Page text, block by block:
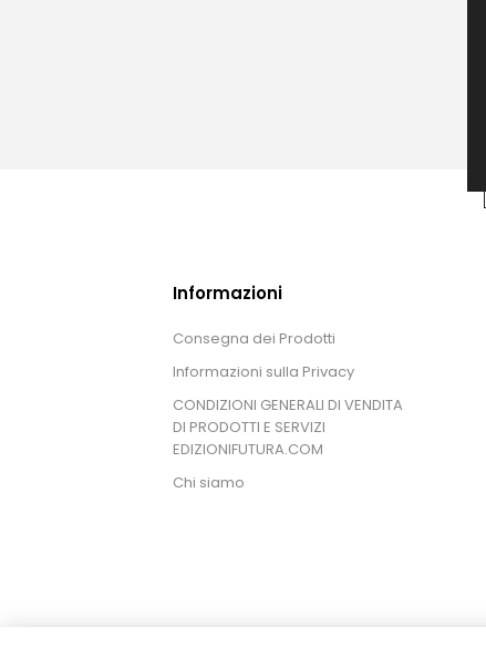
Informazioni
Consegna dei Prodotti
Informazioni sulla Privacy
CONDIZIONI GENERALI DI VENDITA
DI PRODOTTI E SERVIZI
EDIZIONIFUTURA.COM
Chi siamo